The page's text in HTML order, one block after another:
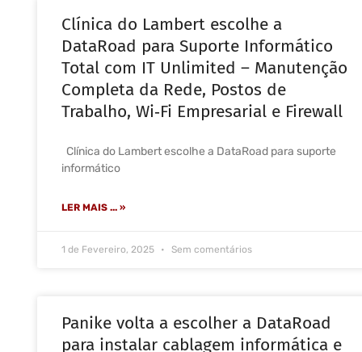
Clínica do Lambert escolhe a
DataRoad para Suporte Informático
Total com IT Unlimited – Manutenção
Completa da Rede, Postos de
Trabalho, Wi‑Fi Empresarial e Firewall
Clínica do Lambert escolhe a DataRoad para suporte
informático
LER MAIS ... »
1 de Fevereiro, 2025 Sem comentários
Panike volta a escolher a DataRoad
para instalar cablagem informática e